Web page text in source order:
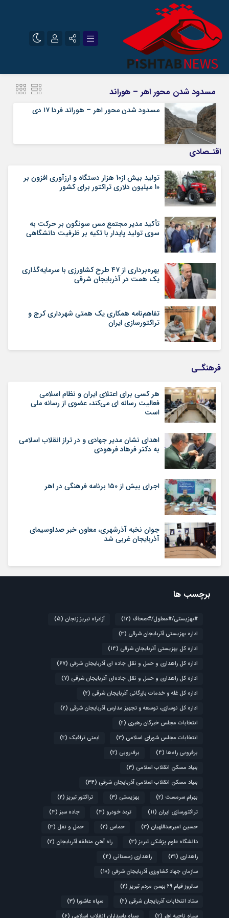
سروش
آپارات
رمز عبور
مسدود شدن محور اهر – هوراند
مسدود شدن محور اهر – هوراند فردا ۱۷ دی
اقتـصادی
تولید بیش از10 هزار دستگاه و ارزآوری افزون بر
10 میلیون دلاری تراکتور برای کشور
تأکید مدیر مجتمع مس سونگون بر حرکت به
سوی تولید پایدار با تکیه بر ظرفیت دانشگاهی
بهره‌برداری از ۴۷ طرح کشاورزی با سرمایه‌گذاری
یک همت در آذربایجان شرقی
تفاهم‌نامه همکاری یک همتی شهرداری کرج و
تراکتورسازی ایران
فرهنگـی
هر کسی برای اعتلای ایران و نظام اسلامی
فعالیت رسانه ای می‌کند، عضوی از رسانه ملی
است
اهدای نشان مدیر جهادی و در تراز انقلاب اسلامی
به دکتر فرهاد فرهودی
اجرای بیش از ۱۵۰ برنامه فرهنگی در اهر
جوان نخبه آذرشهری، معاون خبر صداوسیمای
آذربایجان غربی شد
برچسب ها
#بهزیستی/#معلول/#صحاف (12) آزادراه تبریز زنجان (5)
اداره بهزیستی آذربایجان شرقی (3)
اداره کل بهزیستی آذربایجان شرقی (14)
اداره کل راهداری و حمل و نقل جاده ای آذربایجان شرقی (67)
اداره کل راهداری و حمل و نقل جاده‌ای آذربایجان شرقی (7)
اداره کل غله و خدمات بازرگانی آذربایجان شرقی (2)
اداره کل نوسازی، توسعه و تجهیز مدارس آذربایجان شرقی (2)
انتخابات مجلس خبرگان رهبری (2)
انتخابات مجلس شورای اسلامی (3) ایمنی ترافیک (2)
برفروبی راه‌ها (4) برف‌روبی (2)
بنیاد مسکن انقلاب اسلامی (3)
بنیاد مسکن انقلاب اسلامی آذربایجان شرقی (34)
بهرام سرمست (2) بهزیستی (3) تراکتور تبریز (2)
تراکتورسازی ایران (11) تردد خودرو (4) جاده سبز (4)
حسین امیرعبداللهیان (3) حماس (2) حمل و نقل (3)
دانشگاه علوم پزشکی تبریز (3) راه آهن منطقه آذربایجان (2)
راهداری (31) راهداری زمستانی (4)
سازمان جهاد کشاورزی آذربایجان شرقی (10)
سالروز قیام ۲۹ بهمن مردم تبریز
(2)
ستاد انتخابات آذربایجان شرقی (2) سپاه عاشورا (3)